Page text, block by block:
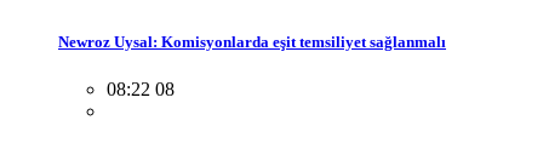
Newroz Uysal: Komisyonlarda eşit temsiliyet sağlanmalı
08:22 08